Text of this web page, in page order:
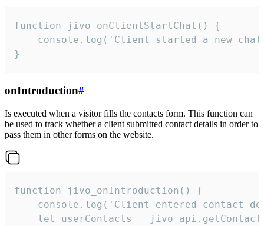
function jivo_onClientStartChat() {
console.log('Client started a new
}
onIntroduction#
Is executed when a visitor fills the contacts form. This function can
be used to track whether a client submitted contact details in order to
pass them in other forms on the website.
function jivo_onIntroduction() {
console.log('Client entered contact
let userContacts =